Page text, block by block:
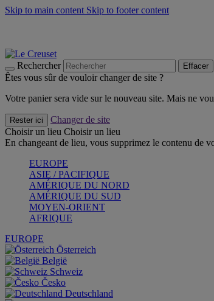
Skip to main content Skip to footer content
Rechercher Effacer
Êtes vous sûr de vouloir changer de site ?
Votre panier sera vide sur le nouveau site. Mais ne
Rester ici
Changer de site
Choisir un lieu Choisir un lieu
En changeant de lieu, vous supprimez le contenu de
EUROPE
ASIE / PACIFIQUE
AMÉRIQUE DU NORD
AMÉRIQUE DU SUD
MOYEN-ORIENT
AFRIQUE
EUROPE
Österreich
België
Schweiz
Česko
Deutschland